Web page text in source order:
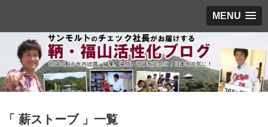
MENU
「 薪ストーブ 」一覧